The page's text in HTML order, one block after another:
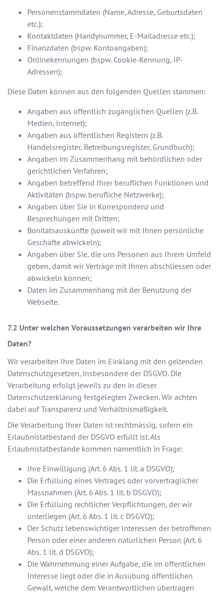
Personenstammdaten (Name, Adresse, Geburtsdaten
etc.);
Kontaktdaten (Handynummer, E-Mailadresse etc.);
Finanzdaten (bspw. Kontoangaben);
Onlinekennungen (bspw. Cookie-Kennung, IP-
Adressen);
Diese Daten können aus den folgenden Quellen stammen:
Angaben aus öffentlich zugänglichen Quellen (z.B.
Medien, Internet);
Angaben aus öffentlichen Registern (z.B.
Handelsregister, Betreibungsregister, Grundbuch);
Angaben im Zusammenhang mit behördlichen oder
gerichtlichen Verfahren;
Angaben betreffend Ihrer beruflichen Funktionen und
Aktivitäten (bspw. berufliche Netzwerke);
Angaben über Sie in Korrespondenz und
Besprechungen mit Dritten;
Bonitätsauskünfte (soweit wir mit Ihnen persönliche
Geschäfte abwickeln);
Angaben über Sie, die uns Personen aus Ihrem Umfeld
geben, damit wir Verträge mit Ihnen abschliessen oder
abwickeln können;
Daten im Zusammenhang mit der Benutzung der
Webseite.
Unter welchen Voraussetzungen verarbeiten wir Ihre
Daten?
Wir verarbeiten Ihre Daten im Einklang mit den geltenden
Datenschutzgesetzen, insbesondere der DSGVO. Die
Verarbeitung erfolgt jeweils zu den in dieser
Datenschutzerklärung festgelegten Zwecken. Wir achten
dabei auf Transparenz und Verhältnismäßigkeit.
Die Verarbeitung Ihrer Daten ist rechtmässig, sofern ein
Erlaubnistatbestand der DSGVO erfüllt ist. Als
Erlaubnistatbestände kommen namentlich in Frage:
Ihre Einwilligung (Art. 6 Abs. 1 lit. a DSGVO);
Die Erfüllung eines Vertrages oder vorvertraglicher
Massnahmen (Art. 6 Abs. 1 lit. b DSGVO);
Die Erfüllung rechtlicher Verpflichtungen, der wir
unterliegen (Art. 6 Abs. 1 lit. c DSGVO);
Der Schutz lebenswichtiger Interessen der betroffenen
Person oder einer anderen natürlichen Person (Art. 6
Abs. 1 lit. d DSGVO);
Die Wahrnehmung einer Aufgabe, die im öffentlichen
Interesse liegt oder die in Ausübung öffentlichen
Gewalt, welche dem Verantwortlichen übertragen